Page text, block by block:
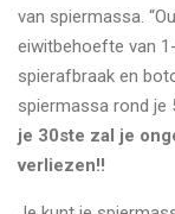
van spiermassa.
eiwitbehoefte van
spierafbraak en
spiermassa rond je
je 30ste zal je
verliezen!!